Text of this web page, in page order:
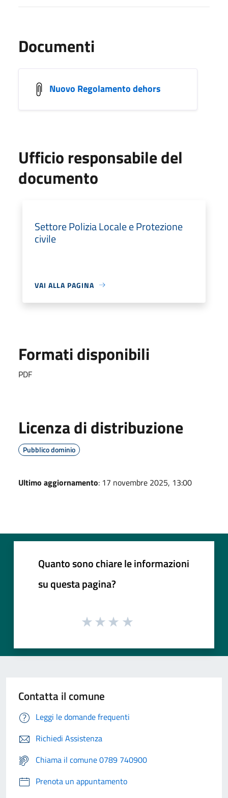
Documenti
Nuovo Regolamento dehors
Ufficio responsabile del
documento
Settore Polizia Locale e Protezione
civile
VAI ALLA PAGINA
Formati disponibili
PDF
Licenza di distribuzione
Pubblico dominio
Ultimo aggiornamento: 17 novembre 2025, 13:00
Quanto sono chiare le informazioni
su questa pagina?
Contatta il comune
Leggi le domande frequenti
Richiedi Assistenza
Chiama il comune 0789 740900
Prenota un appuntamento